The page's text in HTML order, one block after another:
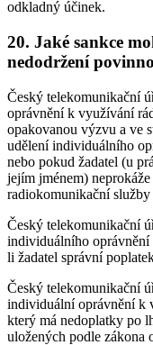
odkladný účinek.
20. Jaké sankce
nedodržení
Český telekomunikační
oprávnění k využívání
opakovanou výzvu a ve
udělení individuálního
nebo pokud žadatel (u
jejím jménem)
radiokomunikační služby
Český telekomunikační
individuálního
li žadatel správní
Český telekomunikační
individuální oprávnění k
který má nedoplatky po
uložených podle zákona